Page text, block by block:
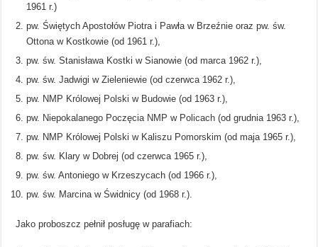
1961 r.)
pw. Świętych Apostołów Piotra i Pawła w Brzeźnie oraz pw. św.
Ottona w Kostkowie (od 1961 r.),
pw. św. Stanisława Kostki w Sianowie (od marca 1962 r.),
pw. św. Jadwigi w Zieleniewie (od czerwca 1962 r.),
pw. NMP Królowej Polski w Budowie (od 1963 r.),
pw. Niepokalanego Poczęcia NMP w Policach (od grudnia 1963 r.),
pw. NMP Królowej Polski w Kaliszu Pomorskim (od maja 1965 r.),
pw. św. Klary w Dobrej (od czerwca 1965 r.),
pw. św. Antoniego w Krzeszycach (od 1966 r.),
pw. św. Marcina w Świdnicy (od 1968 r.).
Jako proboszcz pełnił posługę w parafiach: